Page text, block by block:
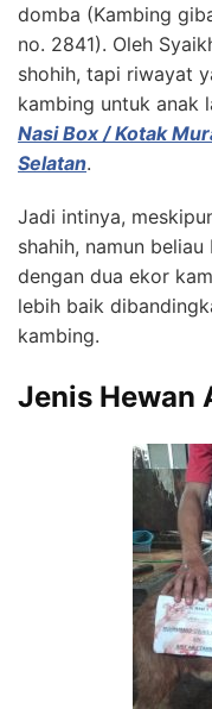
domba (Kambing
no. 2841). Oleh
shohih, tapi riwayat
kambing untuk anak
Nasi Box / Kotak
Selatan.
Jadi intinya,
shahih, namun
dengan dua ekor
lebih baik
kambing.
Jenis Hewan